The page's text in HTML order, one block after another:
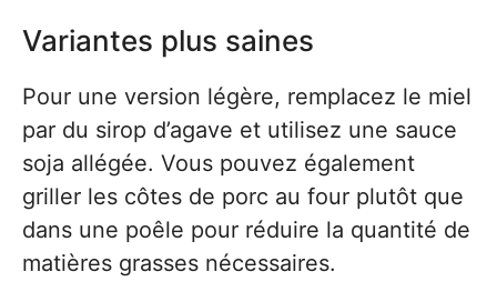
Variantes plus saines
Pour une version légère, remplacez le miel
par du sirop d’agave et utilisez une sauce
soja allégée. Vous pouvez également
griller les côtes de porc au four plutôt que
dans une poêle pour réduire la quantité de
matières grasses nécessaires.